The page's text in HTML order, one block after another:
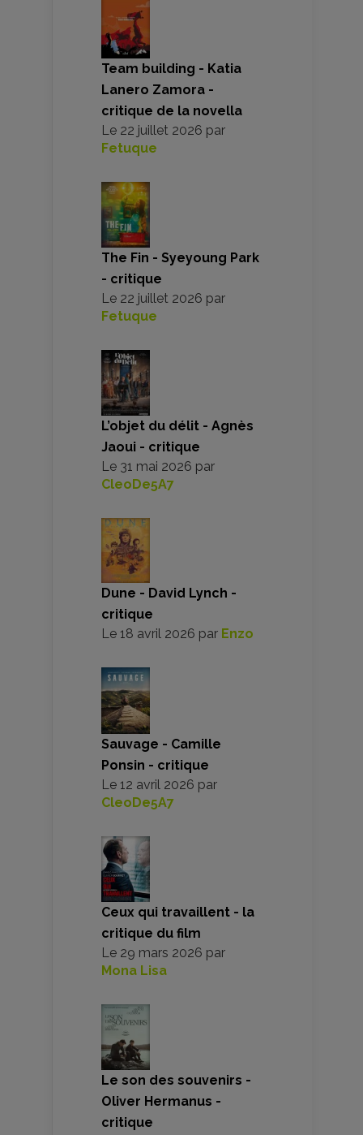
Team building - Katia
Lanero Zamora -
critique de la novella
Le 22 juillet 2026 par
Fetuque
The Fin - Syeyoung Park
- critique
Le 22 juillet 2026 par
Fetuque
L’objet du délit - Agnès
Jaoui - critique
Le 31 mai 2026 par
CleoDe5A7
Dune - David Lynch -
critique
Le 18 avril 2026 par Enzo
Sauvage - Camille
Ponsin - critique
Le 12 avril 2026 par
CleoDe5A7
Ceux qui travaillent - la
critique du film
Le 29 mars 2026 par
Mona Lisa
Le son des souvenirs -
Oliver Hermanus -
critique